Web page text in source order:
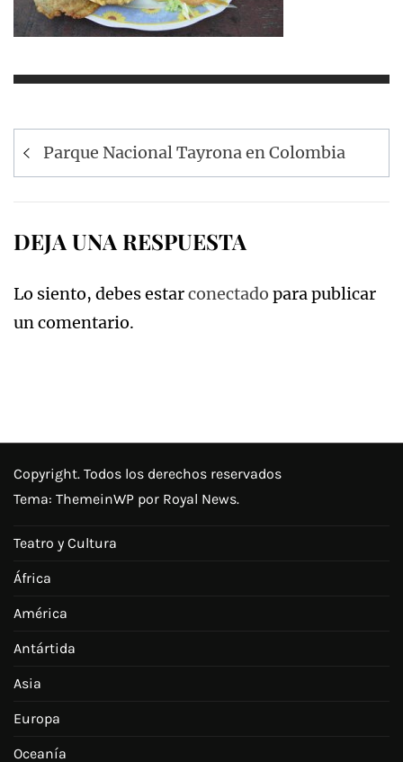
Navegación
de
Parque Nacional Tayrona en Colombia
DEJA UNA RESPUESTA
Lo siento, debes estarconectado para publicar
un comentario.
Copyright. Todos los derechos reservados
Tema: ThemeinWP por Royal News.
Teatro y Cultura
África
América
Antártida
Asia
Europa
Oceanía